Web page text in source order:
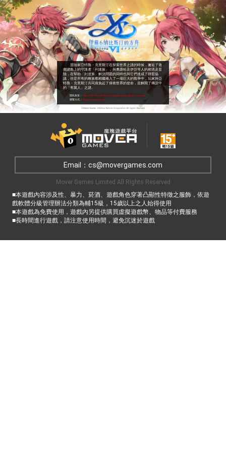
冒險家亞特魯・克里斯汀在探索世界之謎的時候，邂逅了迦
南諸島上的守護者「列達族」，與奧露哈及伊莎等人的相遇及冒
險，在幫助「列達族」解決問題的同時也與它們達成了聯盟協
議，但是所有的種族都相繼捲入了一場巨大的戰爭中，玩家與亞
特魯・克里斯汀共同肩負起了保衛世界的使命，並解開了傳說中
的「有翼人」之謎。
隱私政策： https://sdk-download.movergames.com/policy/privacy.html
聯繫方式： cs@movergames.com
Email：cs@movergames.com
Mover Games Limited All Rights Reserved
■本遊戲內容涉及性、暴力、菸酒、遊戲角色穿著凸顯性特徵之服飾，依遊
戲軟體分級管理辦法分類為輔15級，15歲以上之人始得使用
■本遊戲為免費使用，遊戲內另提供購買虛擬遊戲幣、物品等付費服務
■長時間進行遊戲，請注意使用時間，避免沉迷於遊戲